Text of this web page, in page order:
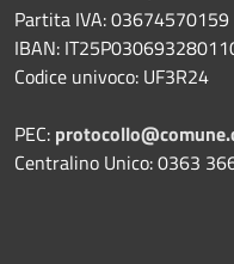
Partita IVA: 03674570159
IBAN:
Codice univoco: UF3R24
PEC:
Centralino Unico: 0363